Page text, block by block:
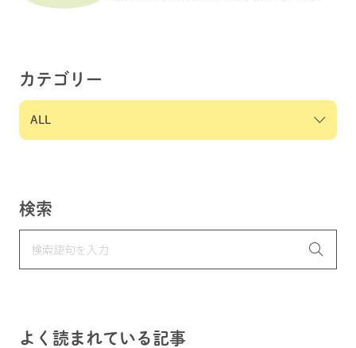
カテゴリー
検索
よく読まれている記事